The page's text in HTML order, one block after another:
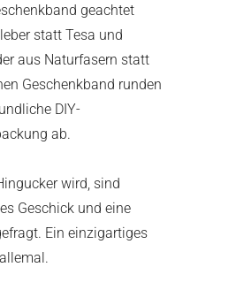
geachtet
statt Tesa und
aus Naturfasern statt
Geschenkband runden
DIY-
ab.
wird, sind
Geschick und eine
Ein einzigartiges